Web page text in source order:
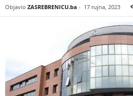
Objavio ZASREBRENICU.ba - 17 rujna, 2023